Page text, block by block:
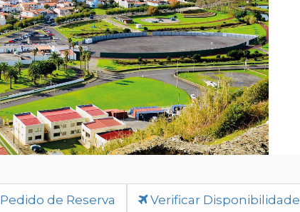
Pedido de Reserva Verificar Disponibilidade